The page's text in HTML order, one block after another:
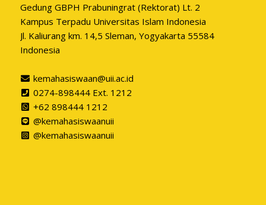
Gedung GBPH Prabuningrat (Rektorat) Lt. 2
Kampus Terpadu Universitas Islam Indonesia
Jl. Kaliurang km. 14,5 Sleman, Yogyakarta 55584
Indonesia
kemahasiswaan@uii.ac.id
0274-898444 Ext. 1212
+62 898444 1212
@kemahasiswaanuii
@kemahasiswaanuii